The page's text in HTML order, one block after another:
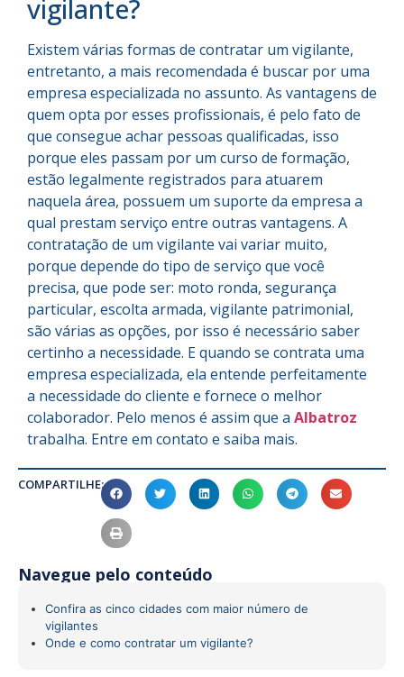
vigilante?
Existem várias formas de contratar um vigilante,
entretanto, a mais recomendada é buscar por uma
empresa especializada no assunto. As vantagens de
quem opta por esses profissionais, é pelo fato de
que consegue achar pessoas qualificadas, isso
porque eles passam por um curso de formação,
estão legalmente registrados para atuarem
naquela área, possuem um suporte da empresa a
qual prestam serviço entre outras vantagens. A
contratação de um vigilante vai variar muito,
porque depende do tipo de serviço que você
precisa, que pode ser: moto ronda, segurança
particular, escolta armada, vigilante patrimonial,
são várias as opções, por isso é necessário saber
certinho a necessidade. E quando se contrata uma
empresa especializada, ela entende perfeitamente
a necessidade do cliente e fornece o melhor
colaborador. Pelo menos é assim que a Albatroz
trabalha. Entre em contato e saiba mais.
COMPARTILHE:
Navegue pelo conteúdo
Confira as cinco cidades com maior número de
vigilantes
Onde e como contratar um vigilante?